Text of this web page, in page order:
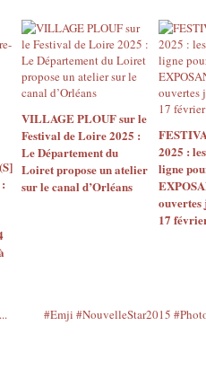
VILLAGE PLOUF sur le
Festival de Loire 2025 :
Le Département du
Loiret propose un atelier
sur le canal d’Orléans
2025 :
ligne
ouvertes
17
#Emji #NouvelleStar2015